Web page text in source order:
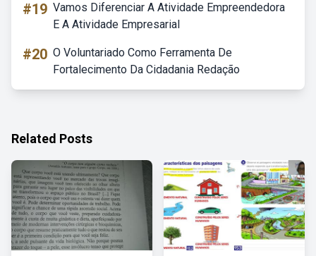
#19 Vamos Diferenciar A Atividade Empreendedora
E A Atividade Empresarial
#20 O Voluntariado Como Ferramenta De
Fortalecimento Da Cidadania Redação
Related Posts